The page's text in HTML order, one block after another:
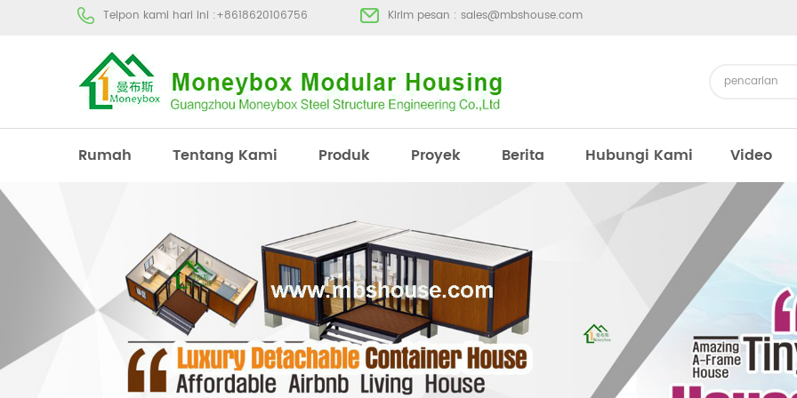
Telpon kami hari ini :+8618620106756 Kirim pesan : sales@mbshouse.com
Rumah Tentang Kami Produk Proyek Berita Hubungi Kami Video